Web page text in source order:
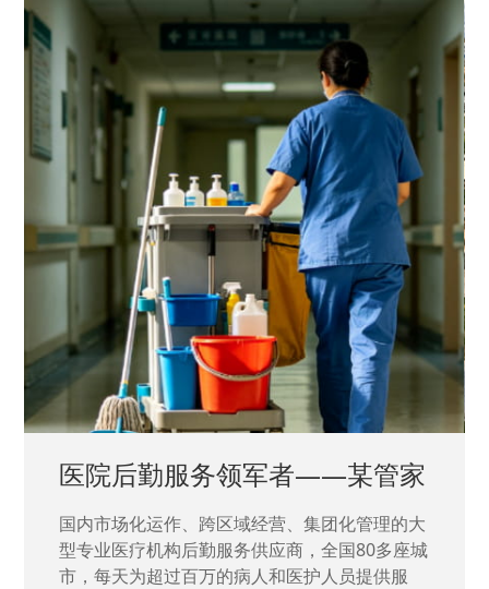
医院后勤服务领军者——某管家
国内市场化运作、跨区域经营、集团化管理的大
型专业医疗机构后勤服务供应商，全国80多座城
市，每天为超过百万的病人和医护人员提供服